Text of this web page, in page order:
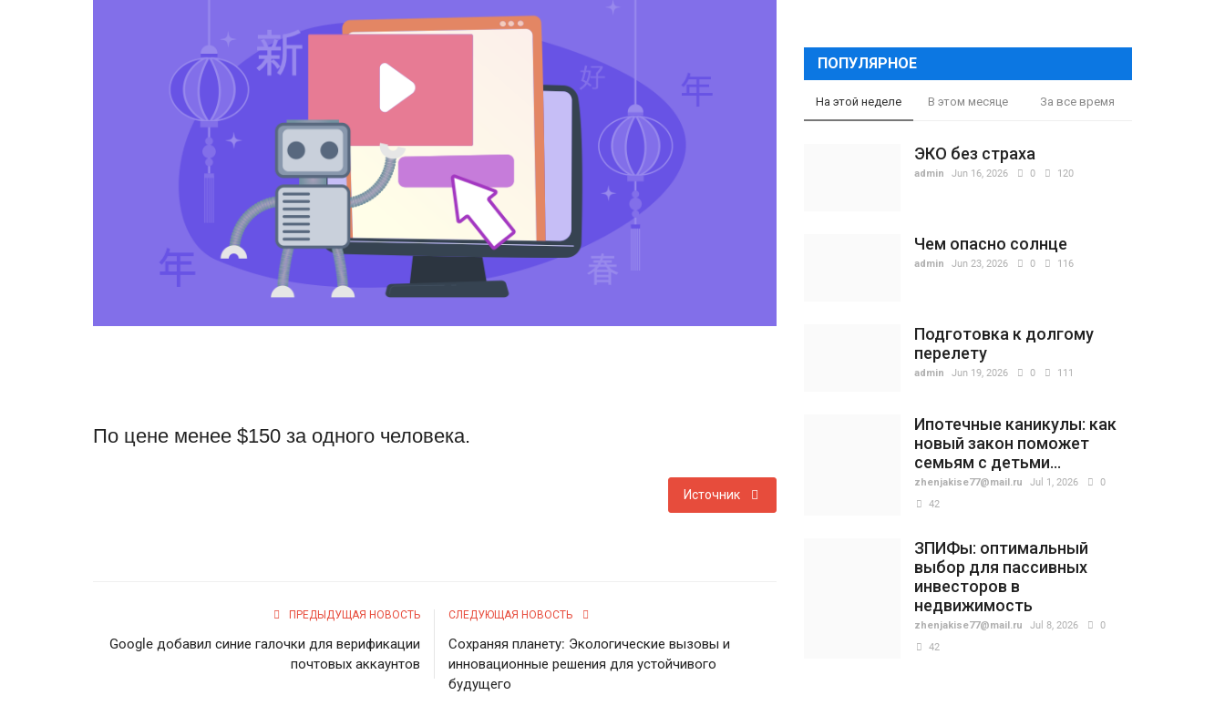
По цене менее $150 за одного человека.
Источник
ПРЕДЫДУЩАЯ НОВОСТЬ
Google добавил синие галочки для верификации
почтовых аккаунтов
СЛЕДУЮЩАЯ НОВОСТЬ
Сохраняя планету: Экологические вызовы и
инновационные решения для устойчивого
будущего
ПОПУЛЯРНОЕ
На этой неделе В этом месяце За все время
ЭКО без страха
admin Jun 16, 2026 0 120
Чем опасно солнце
admin Jun 23, 2026 0 116
Подготовка к долгому
перелету
admin Jun 19, 2026 0 111
Ипотечные каникулы: как
новый закон поможет
семьям с детьми...
zhenjakise77@mail.ru Jul 1, 2026
0
42
ЗПИФы: оптимальный
выбор для пассивных
инвесторов в
недвижимость
zhenjakise77@mail.ru Jul 8, 2026
0
42